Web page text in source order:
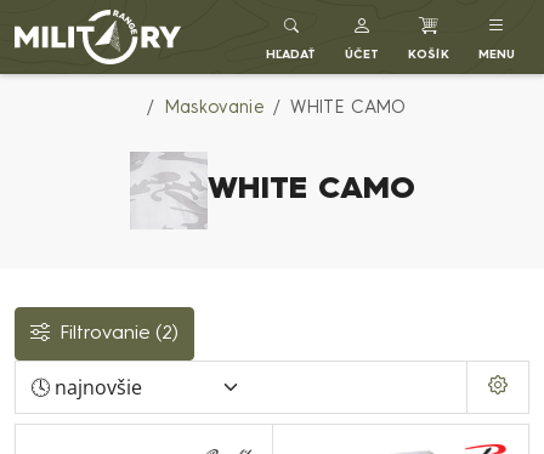
Army shop MILITARY RANGE SK
HĽADAŤ ÚČET KOŠÍK MENU
Maskovanie WHITE CAMO
WHITE CAMO
Filtrovanie (2)